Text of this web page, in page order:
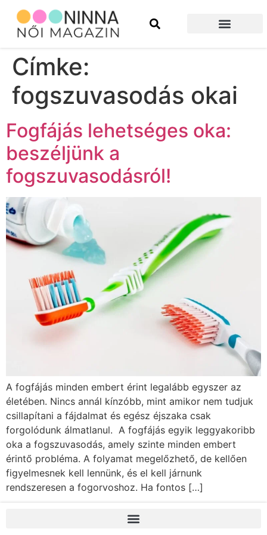
Címke:
fogszuvasodás okai
Fogfájás lehetséges oka:
beszéljünk a
fogszuvasodásról!
A fogfájás minden embert érint legalább egyszer az
életében. Nincs annál kínzóbb, mint amikor nem tudjuk
csillapítani a fájdalmat és egész éjszaka csak
forgolódunk álmatlanul. A fogfájás egyik leggyakoribb
oka a fogszuvasodás, amely szinte minden embert
érintő probléma. A folyamat megelőzhető, de kellően
figyelmesnek kell lennünk, és el kell járnunk
rendszeresen a fogorvoshoz. Ha fontos […]